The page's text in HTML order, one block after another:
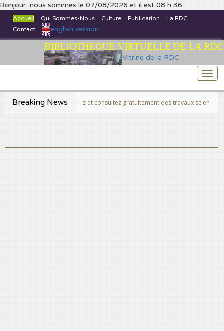
Bonjour, nous sommes le 07/08/2026 et il est 08 h 36.
Accueil Qui Sommes-Nous Culture Publication
La RDC
Contact
english version
Vitrine de la RDC
BIBLIOTHEQUE VIRTUELLE DE LA RDC
Breaking News
>>Publiez et consultez gratuitement des travaux scientifiques fins